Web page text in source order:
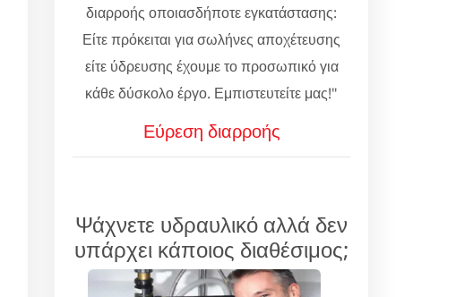
διαρροής οποιασδήποτε εγκατάστασης:
Είτε πρόκειται για σωλήνες αποχέτευσης
είτε ύδρευσης έχουμε το προσωπικό για
κάθε δύσκολο έργο. Εμπιστευτείτε μας!"
Εύρεση διαρροής
Ψάχνετε υδραυλικό αλλά δεν
υπάρχει κάποιος διαθέσιμος;